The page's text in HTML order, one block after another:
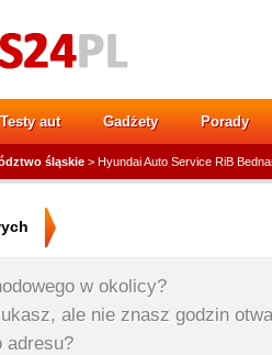
Testy aut Gadżety Porady
śląskie > Hyundai Auto Service RiB
w okolicy?
ale nie znasz godzin
adresu?